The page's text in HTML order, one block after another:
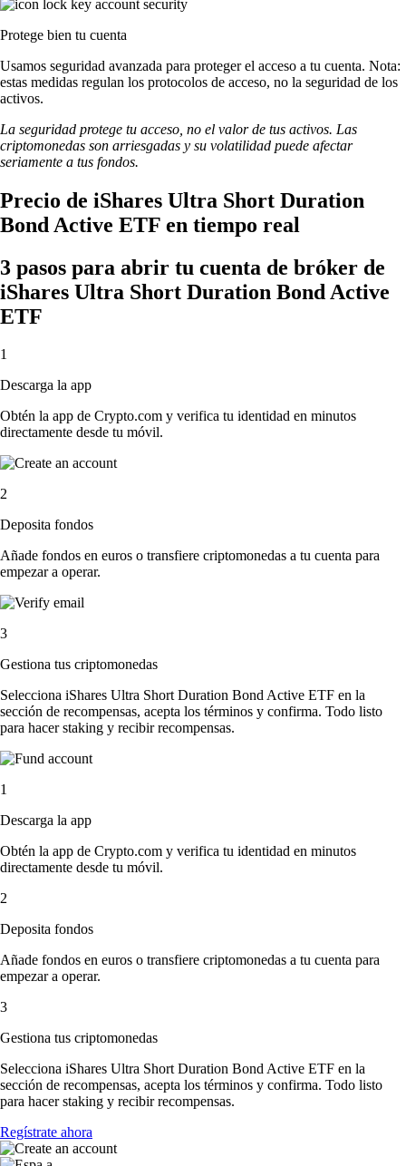
Protege bien tu cuenta
Usamos seguridad avanzada para proteger el acceso a tu cuenta. Nota:
estas medidas regulan los protocolos de acceso, no la seguridad de los
activos.
La seguridad protege tu acceso, no el valor de tus activos. Las
criptomonedas son arriesgadas y su volatilidad puede afectar
seriamente a tus fondos.
Precio de iShares Ultra Short Duration
Bond Active ETF en tiempo real
3 pasos para abrir tu cuenta de bróker de
iShares Ultra Short Duration Bond Active
ETF
1
Descarga la app
Obtén la app de Crypto.com y verifica tu identidad en minutos
directamente desde tu móvil.
2
Deposita fondos
Añade fondos en euros o transfiere criptomonedas a tu cuenta para
empezar a operar.
3
Gestiona tus criptomonedas
Selecciona iShares Ultra Short Duration Bond Active ETF en la
sección de recompensas, acepta los términos y confirma. Todo listo
para hacer staking y recibir recompensas.
1
Descarga la app
Obtén la app de Crypto.com y verifica tu identidad en minutos
directamente desde tu móvil.
2
Deposita fondos
Añade fondos en euros o transfiere criptomonedas a tu cuenta para
empezar a operar.
3
Gestiona tus criptomonedas
Selecciona iShares Ultra Short Duration Bond Active ETF en la
sección de recompensas, acepta los términos y confirma. Todo listo
para hacer staking y recibir recompensas.
Regístrate ahora